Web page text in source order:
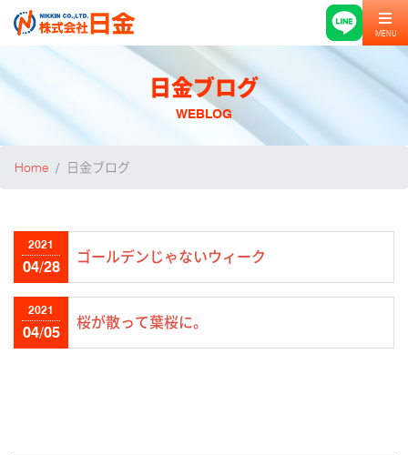
MENU
日金ブログ
WEBLOG
Home 日金ブログ
2021
04/28
ゴールデンじゃないウィーク
2021
04/05
桜が散って葉桜に。